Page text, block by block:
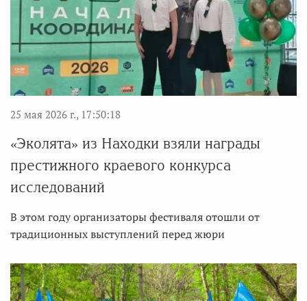
25 мая 2026 г., 17:50:18
«Эколята» из Находки взяли награды
престижного краевого конкурса
исследований
В этом году организаторы фестиваля отошли от
традиционных выступлений перед жюри